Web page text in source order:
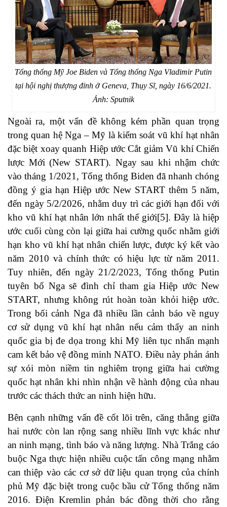
Tổng thống Mỹ Joe Biden và Tổng thống Nga Vladimir Putin
tại hội nghị thượng đỉnh ở Geneva, Thụy Sĩ, ngày 16/6/2021.
Ảnh: Sputnik
Ngoài ra, một vấn đề không kém phần quan trọng
trong quan hệ Nga – Mỹ là kiểm soát vũ khí hạt nhân
đặc biệt xoay quanh Hiệp ước Cắt giảm Vũ khí Chiến
lược Mới (New START). Ngay sau khi nhậm chức
vào tháng 1/2021, Tổng thống Biden đã nhanh chóng
đồng ý gia hạn Hiệp ước New START thêm 5 năm,
đến ngày 5/2/2026, nhằm duy trì các giới hạn đối với
kho vũ khí hạt nhân lớn nhất thế giới[5]. Đây là hiệp
ước cuối cùng còn lại giữa hai cường quốc nhằm giới
hạn kho vũ khí hạt nhân chiến lược, được ký kết vào
năm 2010 và chính thức có hiệu lực từ năm 2011.
Tuy nhiên, đến ngày 21/2/2023, Tổng thống Putin
tuyên bố Nga sẽ đình chỉ tham gia Hiệp ước New
START, nhưng không rút hoàn toàn khỏi hiệp ước.
Trong bối cảnh Nga đã nhiều lần cảnh báo về nguy
cơ sử dụng vũ khí hạt nhân nếu cảm thấy an ninh
quốc gia bị đe dọa trong khi Mỹ liên tục nhấn mạnh
cam kết bảo vệ đồng minh NATO. Điều này phản ánh
sự xói mòn niềm tin nghiêm trọng giữa hai cường
quốc hạt nhân khi nhìn nhận về hành động của nhau
trước các thách thức an ninh hiện hữu.
Bên cạnh những vấn đề cốt lõi trên, căng thẳng giữa
hai nước còn lan rộng sang nhiều lĩnh vực khác như
an ninh mạng, tình báo và năng lượng. Nhà Trắng cáo
buộc Nga thực hiện nhiều cuộc tấn công mạng nhằm
can thiệp vào các cơ sở dữ liệu quan trọng của chính
phủ Mỹ đặc biệt trong cuộc bầu cử Tổng thống năm
2016. Điện Kremlin phản bác đồng thời cho rằng